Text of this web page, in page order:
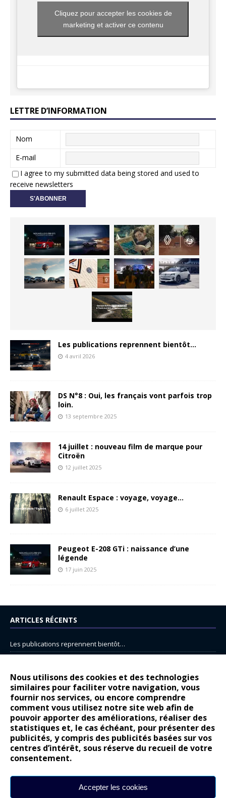
Nous utilisons des cookies et des technologies
similaires pour faciliter votre navigation, vous
fournir nos services, ou encore comprendre
comment vous utilisez notre site web afin de
pouvoir apporter des améliorations, réaliser des
statistiques et, le cas échéant, pour présenter des
publicités, y compris des publicités basées sur vos
centres d’intérêt, sous réserve du recueil de votre
consentement.
Accepter les cookies
Cliquez pour accepter les cookies de
marketing et activer ce contenu
LETTRE D’INFORMATION
Nom
E-mail
I agree to my submitted data being stored and used to
receive newsletters
Les publications reprennent bientôt…
4 avril 2026
DS N°8 : Oui, les français vont parfois trop
loin.
13 septembre 2025
14 juillet : nouveau film de marque pour
Citroën
12 juillet 2025
Renault Espace : voyage, voyage…
6 juillet 2025
Peugeot E-208 GTi : naissance d’une
légende
17 juin 2025
ARTICLES RÉCENTS
Les publications reprennent bientôt…
14 juillet : nouveau film de marque pour Citroën
Renault Espace : voyage, voyage…
Peugeot E-208 GTi : naissance d’une légende
COMMENTAIRES RÉCENTS
Bernard DardartdansDacia Sandero : pour les gens vrais
Alpine A290 : L’irrésistible attraction de la légèreté